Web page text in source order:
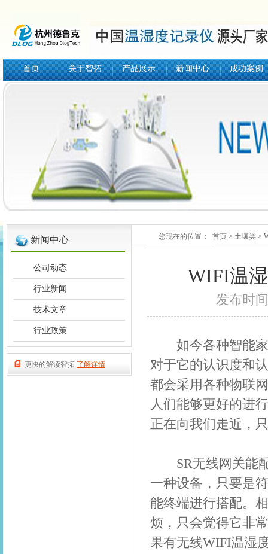
首页 关于智拓 产品展示 新闻中心 成功案例
新闻中心
公司动态
行业新闻
技术文章
行业政策
更快的解读智拓 了解详情
您现在的位置： 首页 > 土壤类 >
WIFI温
发布时
如今各种智能家
对于它的认识度和
都会采用各种物联
人们能够更好的进
正在向我们走近，
SR无线网关能配
一种设备，只要是
能终端进行搭配。
烦，只会觉得它非
果有无线WIFI温湿